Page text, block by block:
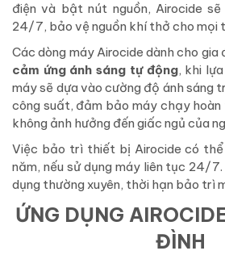
điện và bật nút nguồn, Airocide
24/7, bảo vệ nguồn khí thở cho mọi
Các dòng máy Airocide dành cho gia
cảm ứng ánh sáng tự động, khi
máy sẽ dựa vào cường độ ánh sáng
công suất, đảm bảo máy chạy
không ảnh hưởng đến giấc ngủ của
Việc bảo trì thiết bị Airocide có
năm, nếu sử dụng máy liên tục 24/
dụng thường xuyên, thời hạn bảo trì
ỨNG DỤNG
ĐÌNH